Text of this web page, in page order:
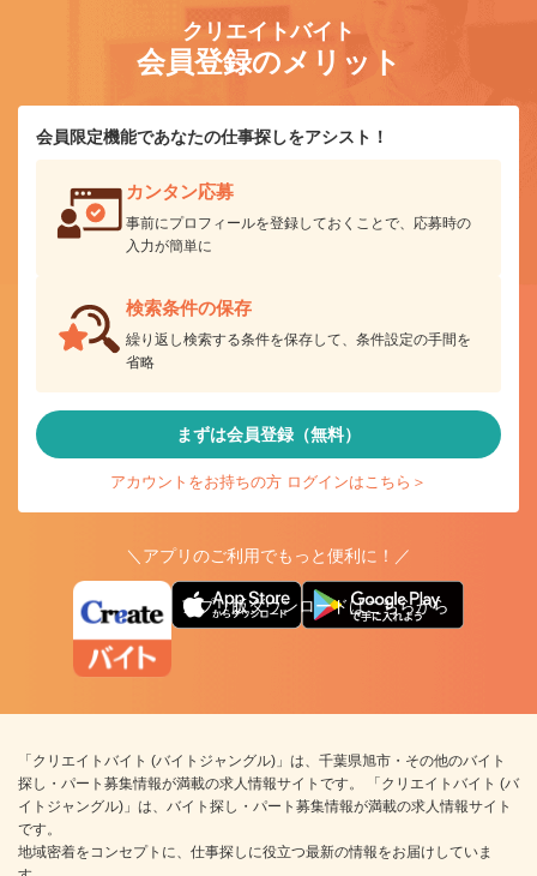
クリエイトバイト
会員登録のメリット
会員限定機能であなたの仕事探しをアシスト！
カンタン応募
事前にプロフィールを登録しておくことで、応募時の
入力が簡単に
検索条件の保存
繰り返し検索する条件を保存して、条件設定の手間を
省略
まずは会員登録（無料）
アカウントをお持ちの方 ログインはこちら＞
＼アプリのご利用でもっと便利に！／
アプリ版ダウンロードはこちらから
「クリエイトバイト (バイトジャングル)」は、千葉県旭市・その他のバイト
探し・パート募集情報が満載の求人情報サイトです。 「クリエイトバイト (バ
イトジャングル)」は、バイト探し・パート募集情報が満載の求人情報サイト
です。
地域密着をコンセプトに、仕事探しに役立つ最新の情報をお届けしていま